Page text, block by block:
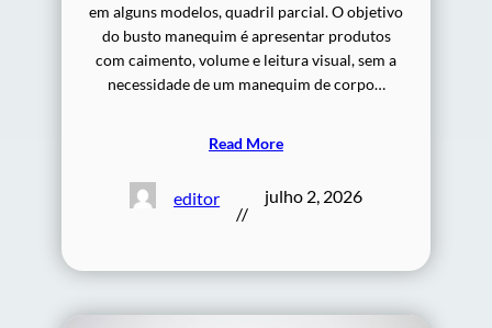
em alguns modelos, quadril parcial. O objetivo
do busto manequim é apresentar produtos
com caimento, volume e leitura visual, sem a
necessidade de um manequim de corpo…
Read More
editor
//
julho 2, 2026